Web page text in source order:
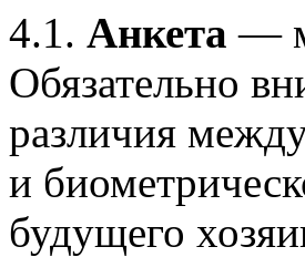
4.1. Анкета—
Обязательно
различия
и
будущего